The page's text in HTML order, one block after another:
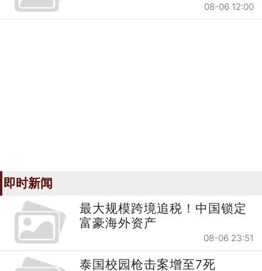
08-06 12:00
即时新闻
最大规模跨境追税！中国锁定
富豪海外资产
08-06 23:51
泰国校园枪击案增至7死